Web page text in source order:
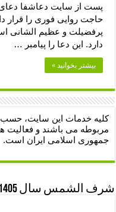
پست از سایت دعاشفا
حاجت روایی فوری را قرار
پرفضیلت و عظیم الشانی
دارد. این دعا را پیامبر …
بیشتر بخوانید »
کلیه خدمات این سایت، حسب
مربوطه می باشند و فعالیت
جمهوری اسلامی ایران است.
شرف الشمس سال 1405